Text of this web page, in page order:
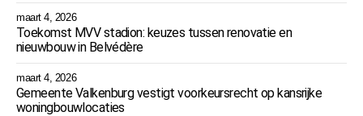
maart 4, 2026
Toekomst MVV stadion: keuzes tussen renovatie en
nieuwbouw in Belvédère
maart 4, 2026
Gemeente Valkenburg vestigt voorkeursrecht op kansrijke
woningbouwlocaties